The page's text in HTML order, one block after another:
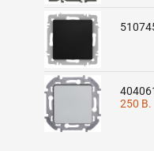
250 В.